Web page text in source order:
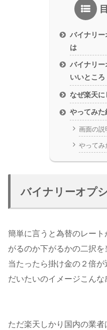
バイナリー
は
バイナリ
いいところ
なぜ楽天に
やってみた
画面の説
やってみ
バイナリーオプ
簡単に言うと為替のレー
がるのか下がるかの二択を
当たったら掛け金の２倍が
だいたいのイメージこんな
ただ楽天しかり国内の業者